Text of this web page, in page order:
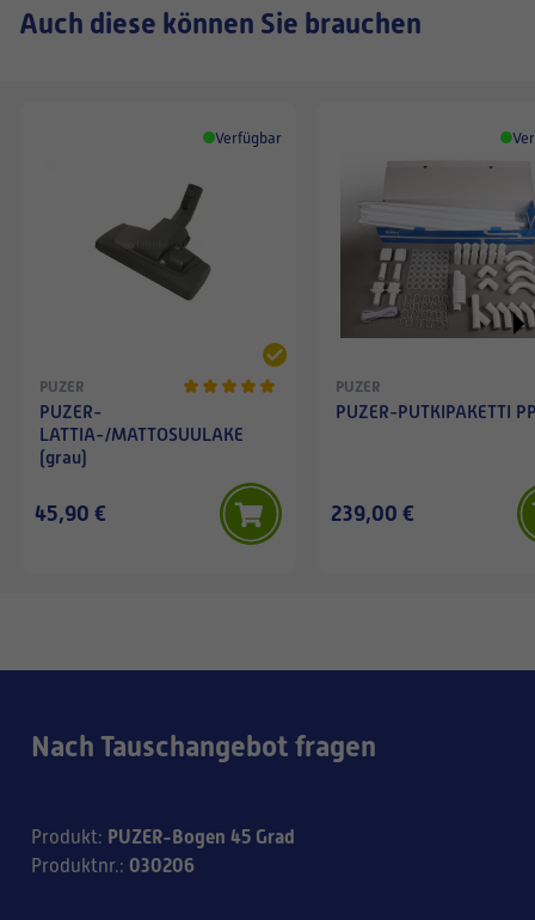
Auch diese können Sie brauchen
Verfügbar
PUZER
PUZER-
LATTIA-/MATTOSUULAKE
(grau)
45,90 €
PUZER
PUZER-PUTKIPAKETTI
239,00 €
Nach Tauschangebot fragen
Produkt: PUZER-Bogen 45 Grad
Produktnr.: 030206